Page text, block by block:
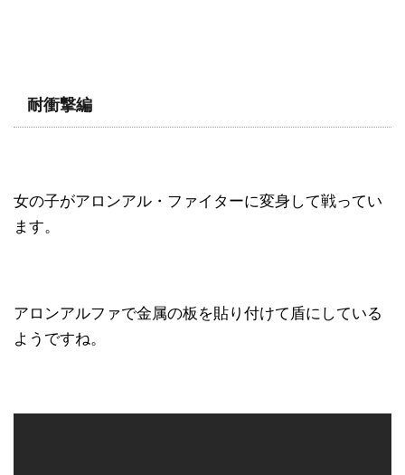
耐衝撃編
女の子がアロンアル・ファイターに変身して戦ってい
ます。
アロンアルファで金属の板を貼り付けて盾にしている
ようですね。